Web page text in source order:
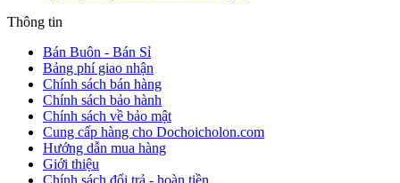
Thông tin
Bán Buôn - Bán Sỉ
Bảng phí giao nhận
Chính sách bán hàng
Chính sách bảo hành
Chính sách về bảo mật
Cung cấp hàng cho Dochoicholon.com
Hướng dẫn mua hàng
Giới thiệu
Chính sách đổi trả - hoàn tiền